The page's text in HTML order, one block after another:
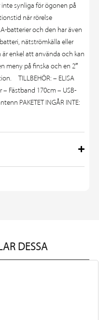
synliga för ögonen på
när rörelse
batterier och den har även
nätströmkälla eller
enkel att använda och kan
meny på finska och en 2″
TILLBEHÖR: – ELISA
Fästband 170cm – USB-
PAKETET INGÅR INTE:
DESSA